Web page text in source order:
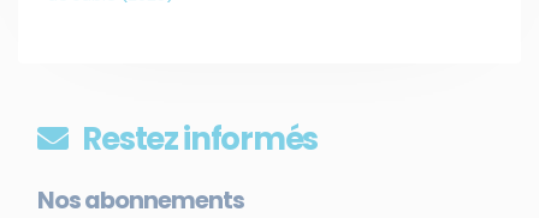
Restez informés
Nos abonnements